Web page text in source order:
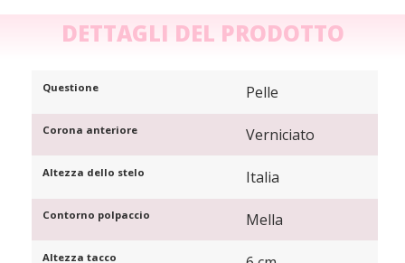
DETTAGLI DEL PRODOTTO
Questione Pelle
Corona anteriore Verniciato
Altezza dello stelo Italia
Contorno polpaccio Mella
Altezza tacco